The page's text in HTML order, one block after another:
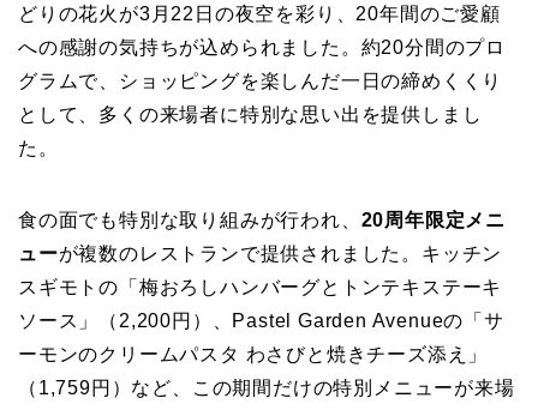
どりの花火が3月22日の夜空を彩り、20年間のご愛顧
への感謝の気持ちが込められました。約20分間のプロ
グラムで、ショッピングを楽しんだ一日の締めくくり
として、多くの来場者に特別な思い出を提供しまし
た。
食の面でも特別な取り組みが行われ、 20周年限定メニ
ューが複数のレストランで提供されました。キッチン
スギモトの「梅おろしハンバーグとトンテキステーキ
ソース」（2,200円）、Pastel Garden Avenueの「サ
ーモンのクリームパスタ わさびと焼きチーズ添え」
（1,759円）など、この期間だけの特別メニューが来場